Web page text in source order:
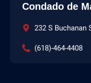
Condado de
232 S Buchanan
(618)-464-4408